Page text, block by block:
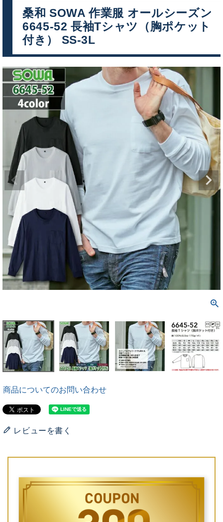
桑和 SOWA 作業服 オールシーズン
6645-52 長袖Tシャツ（胸ポケット
付き） SS-3L
商品についてのお問い合わせ
レビューを書く